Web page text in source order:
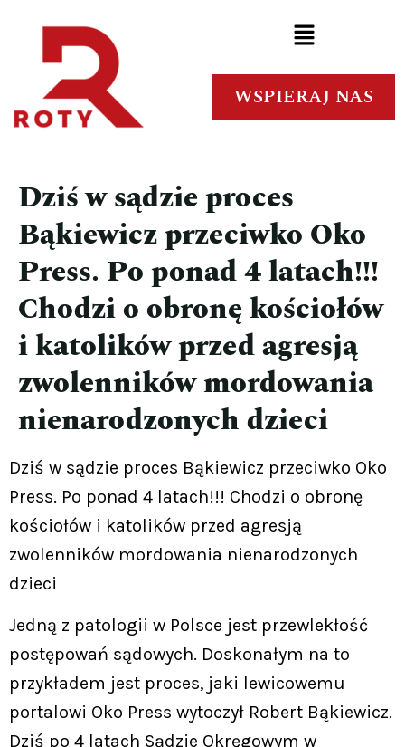
WSPIERAJ NAS
Dziś w sądzie proces
Bąkiewicz przeciwko Oko
Press. Po ponad 4 latach!!!
Chodzi o obronę kościołów
i katolików przed agresją
zwolenników mordowania
nienarodzonych dzieci
Dziś w sądzie proces Bąkiewicz przeciwko Oko
Press. Po ponad 4 latach!!! Chodzi o obronę
kościołów i katolików przed agresją
zwolenników mordowania nienarodzonych
dzieci
Jedną z patologii w Polsce jest przewlekłość
postępowań sądowych. Doskonałym na to
przykładem jest proces, jaki lewicowemu
portalowi Oko Press wytoczył Robert Bąkiewicz.
Dziś po 4 latach Sądzie Okręgowym w